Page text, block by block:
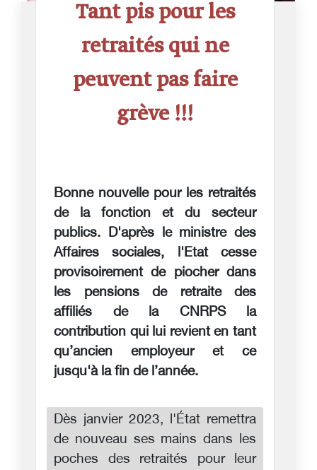
Tant pis pour les
retraités qui ne
peuvent pas faire
grève !!!
Bonne nouvelle pour les retraités
de la fonction et du secteur
publics. D'après le ministre des
Affaires sociales, l'Etat cesse
provisoirement de piocher dans
les pensions de retraite des
affiliés de la CNRPS la
contribution qui lui revient en tant
qu’ancien employeur et ce
jusqu'à la fin de l’année.
Dès janvier 2023, l'État remettra
de nouveau ses mains dans les
poches des retraités pour leur